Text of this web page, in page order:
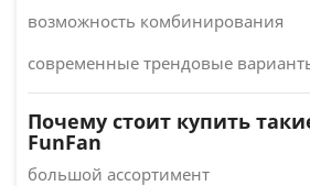
возможность комбинирования
современные трендовые
Почему стоит купить
FunFan
большой ассортимент